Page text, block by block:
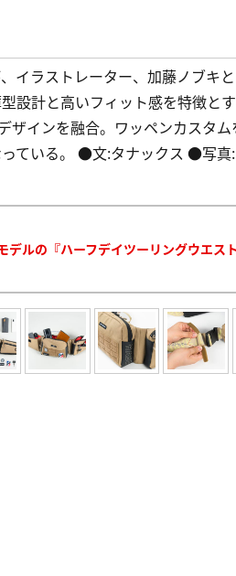
イラストレーター、加藤ノブキ
設計と高いフィット感を特徴と
ザインを融合。ワッペンカスタム
ている。 ●文:タナックス ●写真
デルの『ハーフデイツーリングウエス